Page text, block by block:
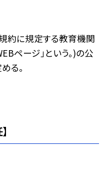
約に規定する教育機関
ページ」という。)の公
る。